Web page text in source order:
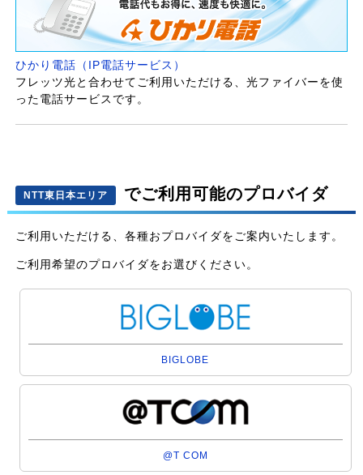
ひかり電話（IP電話サービス）
フレッツ光と合わせてご利用いただける、光ファイバーを使
った電話サービスです。
NTT東日本エリア でご利用可能のプロバイダ
ご利用いただける、各種おプロバイダをご案内いたします。
ご利用希望のプロバイダをお選びください。
BIGLOBE
@T COM